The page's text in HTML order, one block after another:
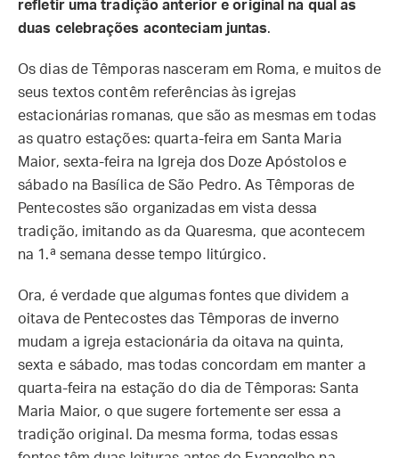
refletir uma tradição anterior e original na qual as
duas celebrações aconteciam juntas.
Os dias de Têmporas nasceram em Roma, e muitos de
seus textos contêm referências às igrejas
estacionárias romanas, que são as mesmas em todas
as quatro estações: quarta-feira em Santa Maria
Maior, sexta-feira na Igreja dos Doze Apóstolos e
sábado na Basílica de São Pedro. As Têmporas de
Pentecostes são organizadas em vista dessa
tradição, imitando as da Quaresma, que acontecem
na 1.ª semana desse tempo litúrgico.
Ora, é verdade que algumas fontes que dividem a
oitava de Pentecostes das Têmporas de inverno
mudam a igreja estacionária da oitava na quinta,
sexta e sábado, mas todas concordam em manter a
quarta-feira na estação do dia de Têmporas: Santa
Maria Maior, o que sugere fortemente ser essa a
tradição original. Da mesma forma, todas essas